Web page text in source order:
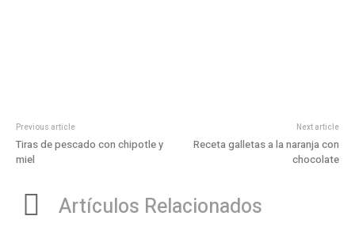
Previous article
Tiras de pescado con chipotle y
miel
Next article
Receta galletas a la naranja con
chocolate
Artículos Relacionados